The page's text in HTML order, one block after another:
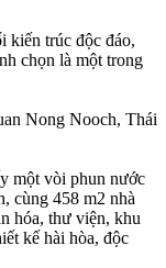
kiến trúc độc đáo,
chọn là một trong
một vòi phun nước
cùng 458 m2 nhà
hóa, thư viện, khu
kế hài hòa, độc